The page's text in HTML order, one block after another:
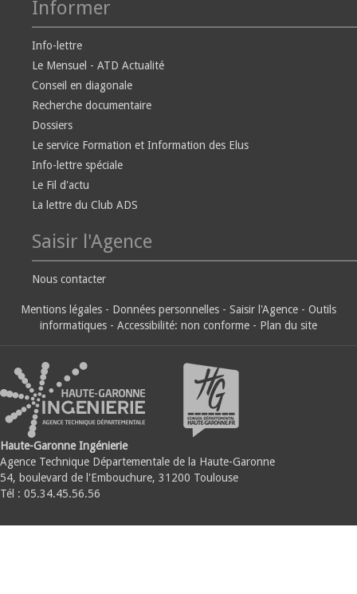
Informer
Info-lettre
Le Mensuel - ATD Actualité
Conseil en diagonale
Recherche documentaire
Dossiers
Le service Formation et Information des Elus
Info-lettre spéciale
Le Fil d'actu
La lettre du Club ADS
Saisir l'Agence
Nous contacter
Mentions légales - Données personnelles - Saisir l'Agence - Outils
informatiques - Accessibilité: non conforme - Plan du site
Haute-Garonne Ingénierie
Agence Technique Départementale de la Haute-Garonne
54, boulevard de l'Embouchure, 31200 Toulouse
Tél : 05.34.45.56.56